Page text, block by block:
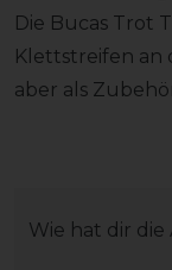
Die Bucas Trot
Klettstreifen an
aber als
Wie hat dir die